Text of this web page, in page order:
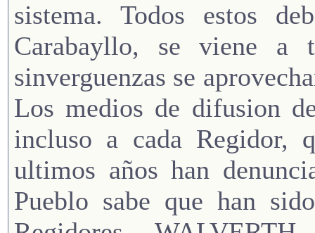
sistema. Todos estos
Carabayllo, se viene a
sinverguenzas se
Los medios de difusion
incluso a cada Regidor,
ultimos años han
Pueblo sabe que han